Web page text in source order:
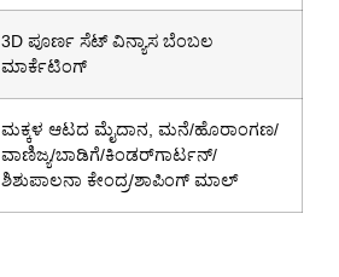
3D ಪೂರ್ಣ ಸೆಟ್ ವಿನ್ಯಾಸ ಬೆಂಬಲ
ಮಾರ್ಕೆಟಿಂಗ್
ಮಕ್ಕಳ ಆಟದ ಮೈದಾನ, ಮನೆ/ಹೊರಾಂಗಣ/
ವಾಣಿಜ್ಯ/ಬಾಡಿಗೆ/ಕಿಂಡರ್‌ಗಾರ್ಟನ್/
ಶಿಶುಪಾಲನಾ ಕೇಂದ್ರ/ಶಾಪಿಂಗ್ ಮಾಲ್